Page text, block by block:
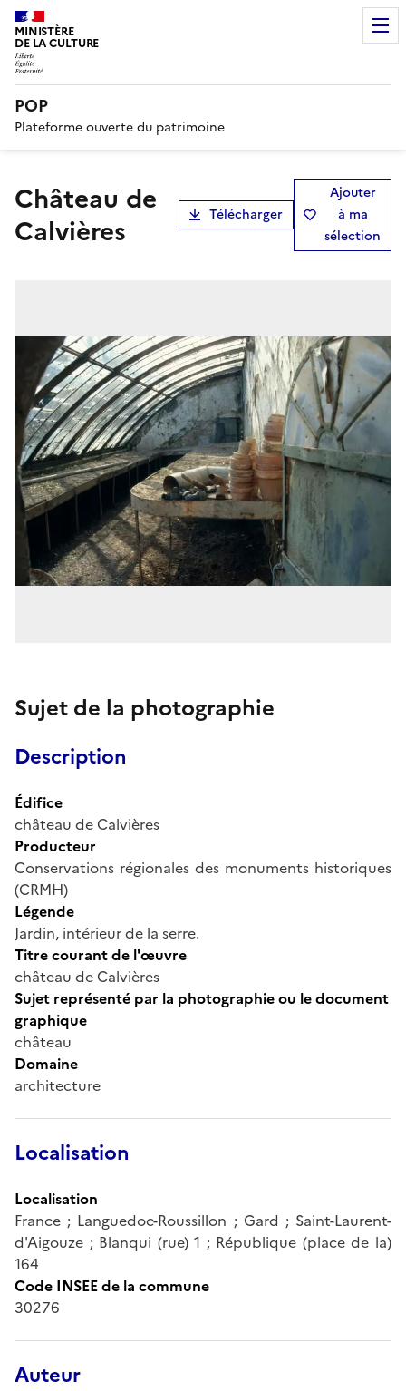
MINISTÈRE
DE LA CULTURE
POP
Plateforme ouverte du patrimoine
château de
Calvières
Télécharger
Ajouter
à ma
sélection
Sujet de la photographie
Description
Édifice
château de Calvières
Producteur
Conservations régionales des monuments historiques
(CRMH)
Légende
Jardin, intérieur de la serre.
Titre courant de l'œuvre
château de Calvières
Sujet représenté par la photographie ou le document
graphique
château
Domaine
architecture
Localisation
Localisation
France ; Languedoc-Roussillon ; Gard ; Saint-Laurent-
d'Aigouze ; Blanqui (rue) 1 ; République (place de la)
164
Code INSEE de la commune
30276
Auteur